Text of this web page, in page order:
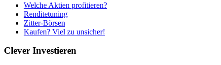
Welche Aktien profitieren?
Renditetuning
Zitter-Börsen
Kaufen? Viel zu unsicher!
Clever Investieren